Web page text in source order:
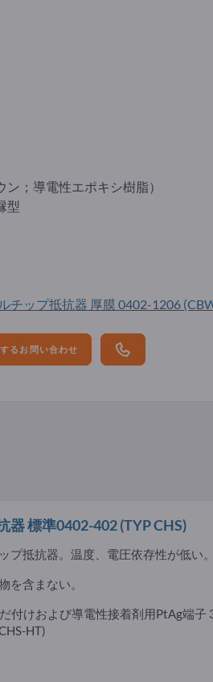
；導電性エポキシ樹脂）
型
チップ抵抗器 厚膜 0402-1206
るお問い合わせ
器 標準0402-402(TYP CHS)
プ抵抗器。温度、電圧依存性が低い
を含まない。
付けおよび導電性接着剤用PtAg端
HT)